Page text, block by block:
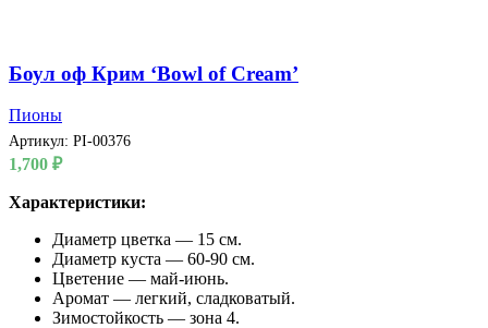
Боул оф Крим ‘Bowl of Cream’
Пионы
Артикул: PI-00376
1,700 ₽
Характеристики:
Диаметр цветка — 15 см.
Диаметр куста — 60-90 см.
Цветение — май-июнь.
Аромат — легкий, сладковатый.
Зимостойкость — зона 4.